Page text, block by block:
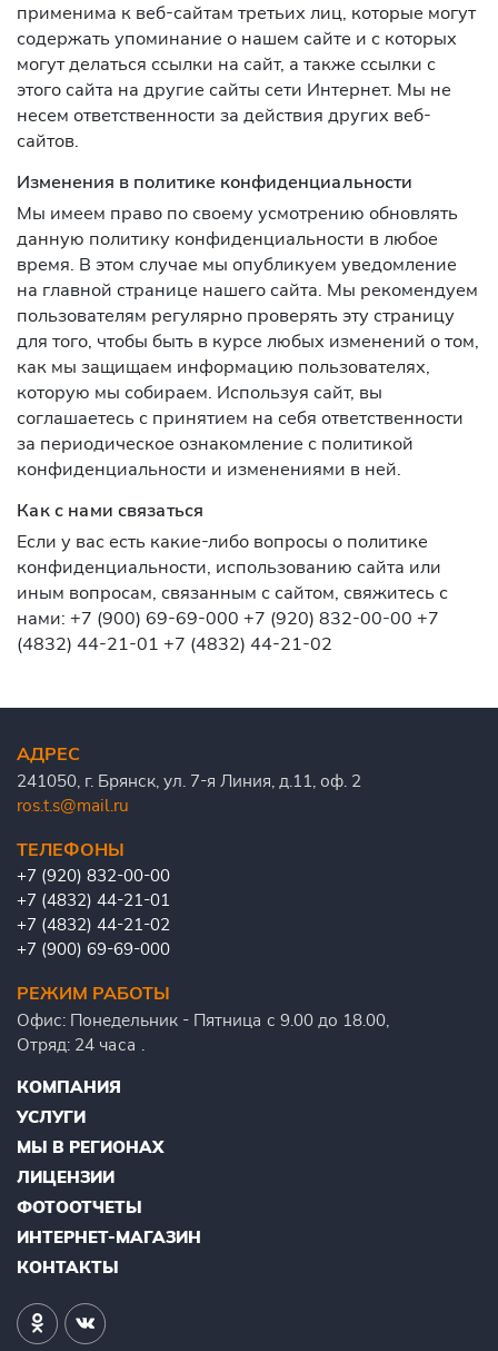
применима к веб-сайтам третьих лиц, которые могут
содержать упоминание о нашем сайте и с которых
могут делаться ссылки на сайт, а также ссылки с
этого сайта на другие сайты сети Интернет. Мы не
несем ответственности за действия других веб-
сайтов.
Изменения в политике конфиденциальности
Мы имеем право по своему усмотрению обновлять
данную политику конфиденциальности в любое
время. В этом случае мы опубликуем уведомление
на главной странице нашего сайта. Мы рекомендуем
пользователям регулярно проверять эту страницу
для того, чтобы быть в курсе любых изменений о том,
как мы защищаем информацию пользователях,
которую мы собираем. Используя сайт, вы
соглашаетесь с принятием на себя ответственности
за периодическое ознакомление с политикой
конфиденциальности и изменениями в ней.
Как с нами связаться
Если у вас есть какие-либо вопросы о политике
конфиденциальности, использованию сайта или
иным вопросам, связанным с сайтом, свяжитесь с
нами: +7 (900) 69-69-000 +7 (920) 832-00-00 +7
(4832) 44-21-01 +7 (4832) 44-21-02
АДРЕС
241050, г. Брянск, ул. 7-я Линия, д.11, оф. 2
ros.t.s@mail.ru
ТЕЛЕФОНЫ
+7 (920) 832-00-00
+7 (4832) 44-21-01
+7 (4832) 44-21-02
+7 (900) 69-69-000
РЕЖИМ РАБОТЫ
Офис: Понедельник - Пятница с 9.00 до 18.00,
Отряд: 24 часа .
КОМПАНИЯ
УСЛУГИ
МЫ В РЕГИОНАХ
ЛИЦЕНЗИИ
ФОТООТЧЕТЫ
ИНТЕРНЕТ-МАГАЗИН
КОНТАКТЫ